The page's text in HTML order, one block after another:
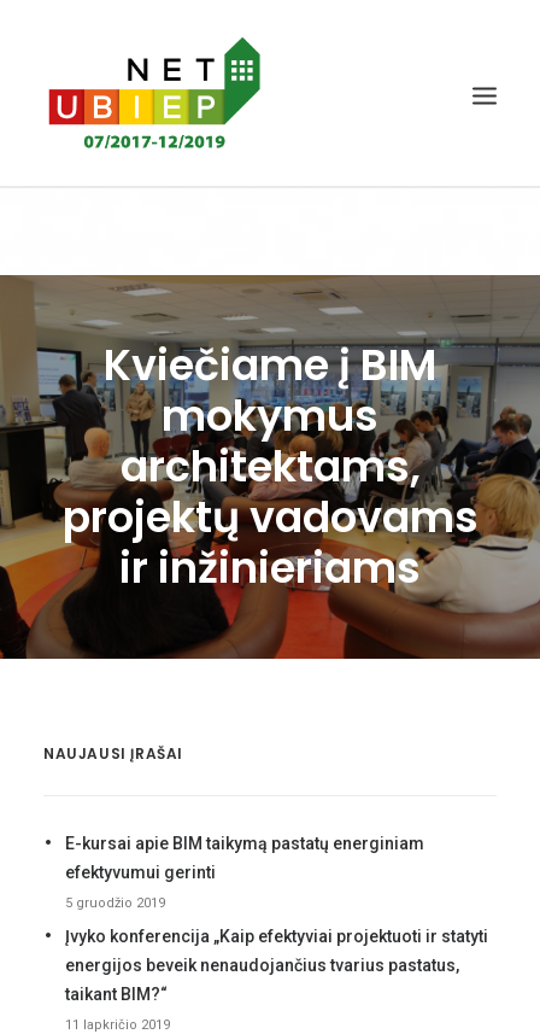
NET-UBIEP PROJEKTAS
REZULTATAI
NAUJIENOS IR RENGINIAI
KOMPETENCIJŲ VERTINIMAS
ŽINIŲ BAZĖ
DALYVIAI
KONTAKTAI
LOG IN
LIETUVIŠKAI
Kviečiame į BIM
mokymus
architektams,
projektų vadovams
ir inžinieriams
NAUJAUSI ĮRAŠAI
E-kursai apie BIM taikymą pastatų energiniam
efektyvumui gerinti
5 gruodžio 2019
Įvyko konferencija „Kaip efektyviai projektuoti ir statyti
energijos beveik nenaudojančius tvarius pastatus,
taikant BIM?“
11 lapkričio 2019